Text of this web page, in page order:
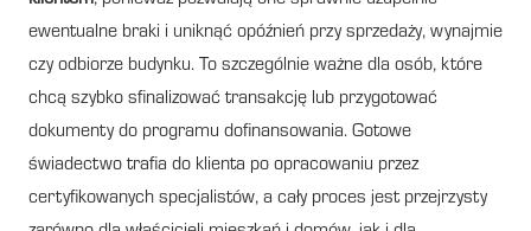
ewentualne braki i uniknąć opóźnień przy sprzedaży, wynajmie
czy odbiorze budynku. To szczególnie ważne dla osób, które
chcą szybko sfinalizować transakcję lub przygotować
dokumenty do programu dofinansowania. Gotowe
świadectwo trafia do klienta po opracowaniu przez
certyfikowanych specjalistów, a cały proces jest przejrzysty